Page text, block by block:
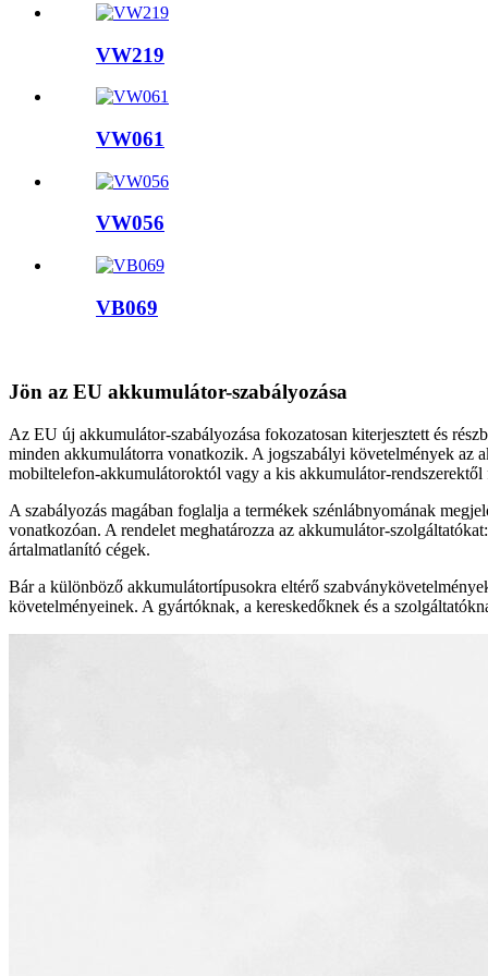
VW219
VW061
VW056
VB069
Jön az EU akkumulátor-szabályozása
Az EU új akkumulátor-szabályozása fokozatosan kiterjesztett és
minden akkumulátorra vonatkozik. A jogszabályi követelmények az
mobiltelefon-akkumulátoroktól vagy a kis akkumulátor-rendszerektől
A szabályozás magában foglalja a termékek szénlábnyomának
vonatkozóan. A rendelet meghatározza az akkumulátor-
ártalmatlanító cégek.
Bár a különböző akkumulátortípusokra eltérő
követelményeinek. A gyártóknak, a kereskedőknek és a